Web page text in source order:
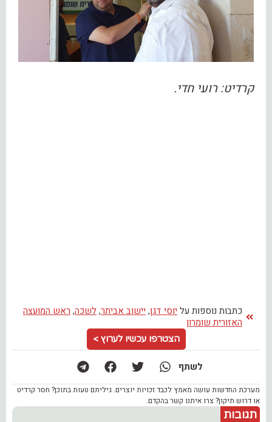
קרדיט: רועי חדי.
כתבות נוספות על יוסי דגן, יישוב אביתר,לשכה, ראש המועצה
האזורית שומרון
הצטרפו עכשיו לערוץ >
לשתף
מערכת החדשות עושה מאמץ לכבד זכויות יוצרים. גיליתם טעות בתוכן? חסר קרדיט
או דרוש תיקון? צרו איתנו קשר בהקדם.
תגובות